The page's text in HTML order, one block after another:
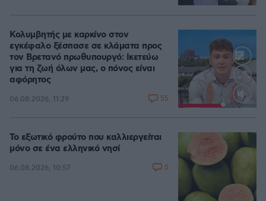
Loaded:
Κολυμβητής με καρκίνο στον
εγκέφαλο ξέσπασε σε κλάματα προς
τον Βρετανό πρωθυπουργό: Ικετεύω
για τη ζωή όλων μας, ο πόνος είναι
αφόρητος
06.08.2026, 11:29 55
Το εξωτικό φρούτο που καλλιεργείται
μόνο σε ένα ελληνικό νησί
06.08.2026, 10:57 5